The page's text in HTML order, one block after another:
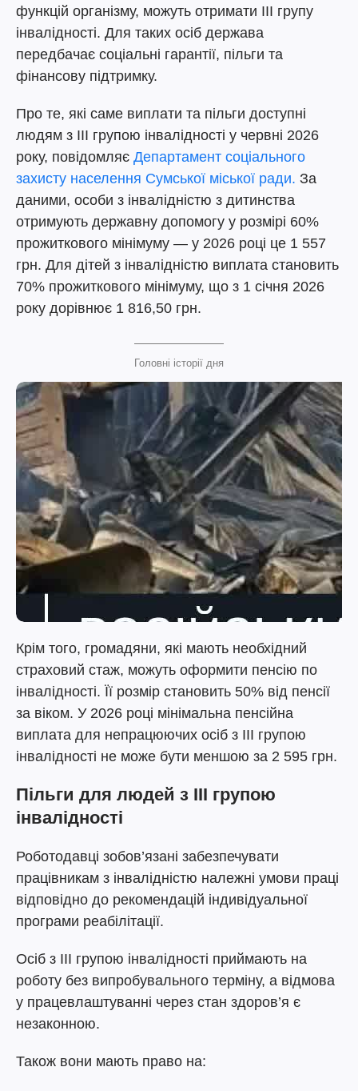
функцій організму, можуть отримати III групу
інвалідності. Для таких осіб держава
передбачає соціальні гарантії, пільги та
фінансову підтримку.
Про те, які саме виплати та пільги доступні
людям з III групою інвалідності у червні 2026
року, повідомляє Департамент соціального
захисту населення Сумської міської ради. За
даними, особи з інвалідністю з дитинства
отримують державну допомогу у розмірі 60%
прожиткового мінімуму — у 2026 році це 1 557
грн. Для дітей з інвалідністю виплата становить
70% прожиткового мінімуму, що з 1 січня 2026
року дорівнює 1 816,50 грн.
Головні історії дня
Крім того, громадяни, які мають необхідний
страховий стаж, можуть оформити пенсію по
інвалідності. Її розмір становить 50% від пенсії
за віком. У 2026 році мінімальна пенсійна
виплата для непрацюючих осіб з III групою
інвалідності не може бути меншою за 2 595 грн.
Пільги для людей з III групою
інвалідності
Роботодавці зобов’язані забезпечувати
працівникам з інвалідністю належні умови праці
відповідно до рекомендацій індивідуальної
програми реабілітації.
Осіб з III групою інвалідності приймають на
роботу без випробувального терміну, а відмова
у працевлаштуванні через стан здоров’я є
незаконною.
Також вони мають право на: